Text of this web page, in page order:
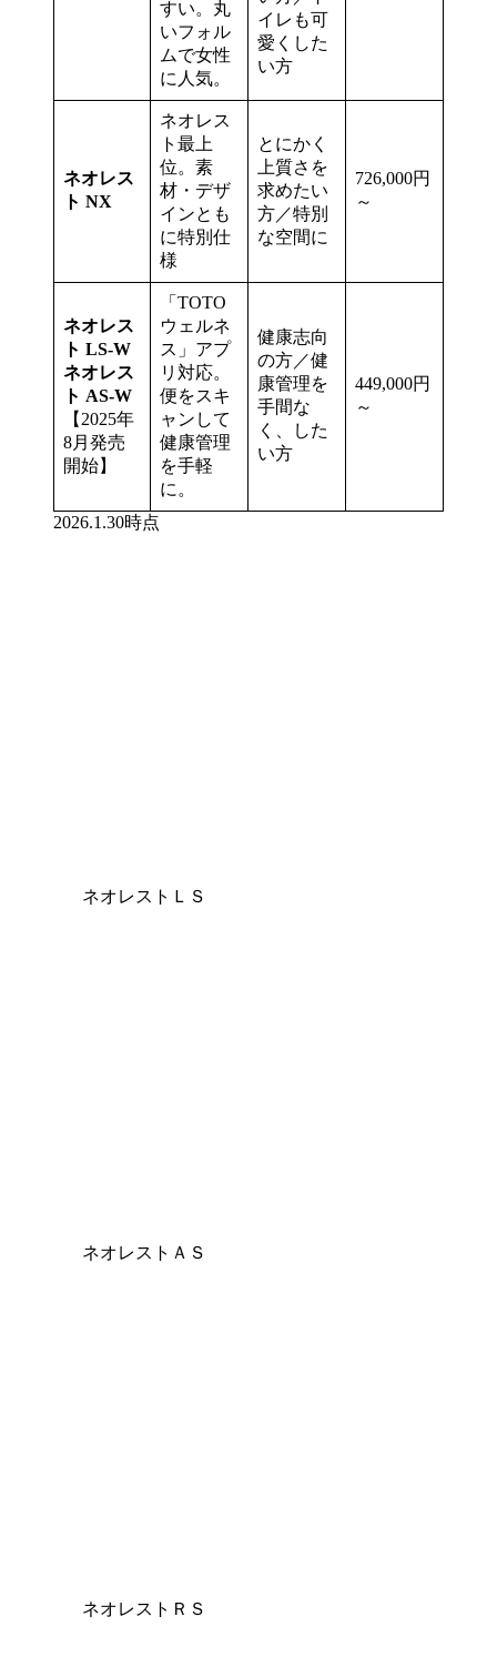
すい。丸
いフォル
ムで女性
に人気。
イレも可
愛くした
い方
ネオレス
ト NX
ネオレス
ト最上
位。素
材・デザ
インとも
に特別仕
様
とにかく
上質さを
求めたい
方／特別
な空間に
726,000円
～
ネオレス
ト LS-W
ネオレス
ト AS-W
【2025年
8月発売
開始】
「TOTO
ウェルネ
ス」アプ
リ対応。
便をスキ
ャンして
健康管理
を手軽
に。
健康志向
の方／健
康管理を
手間な
く、した
い方
449,000円
～
2026.1.30時点
ネオレストＬＳ
ネオレストＡＳ
ネオレストＲＳ